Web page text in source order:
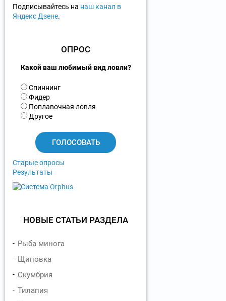
Подписывайтесь на наш канал в
Яндекс Дзене.
ОПРОС
Какой ваш любимый вид ловли?
В
а
р
и
Спиннинг
Фидер
Поплавочная ловля
Другое
Старые опросы
Результаты
НОВЫЕ СТАТЬИ РАЗДЕЛА
Рыба минога
Щиповка
Скумбрия
Тилапия